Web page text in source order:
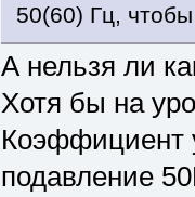
50(60) Гц,
А нельзя ли
Хотя бы на
Коэффициент
подавление